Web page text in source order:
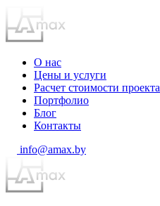
О нас
Цены и услуги
Расчет стоимости проекта
Портфолио
Блог
Контакты
info@amax.by